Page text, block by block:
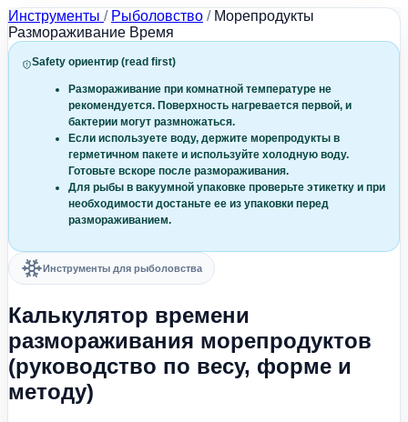
Инструменты / Рыболовство / Морепродукты
Размораживание Время
Safety ориентир (read first)
Размораживание при комнатной температуре не
рекомендуется. Поверхность нагревается первой, и
бактерии могут размножаться.
Если используете воду, держите морепродукты в
герметичном пакете и используйте холодную воду.
Готовьте вскоре после размораживания.
Для рыбы в вакуумной упаковке проверьте этикетку и при
необходимости достаньте ее из упаковки перед
размораживанием.
Инструменты для рыболовства
Калькулятор времени
размораживания морепродуктов
(руководство по весу, форме и
методу)